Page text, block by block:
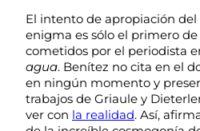
El intento de apropiación
enigma es sólo el primero
cometidos por el periodista
agua. Benítez no cita en el
en ningún momento y
trabajos de Griaule y
ver con la realidad. Así,